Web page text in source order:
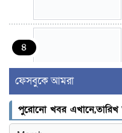
৪
৫
ফেসবুকে আমরা
পুরোনো খবর এখানে,তারিখ